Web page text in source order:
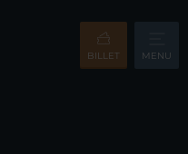
BILLET MENU